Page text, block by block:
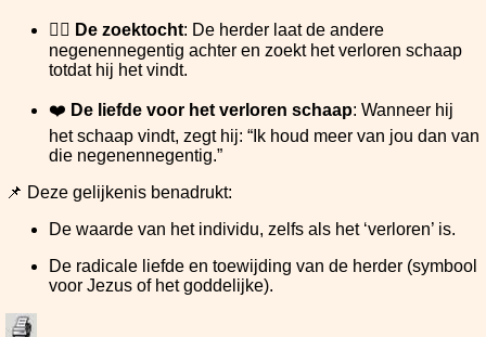
🚶‍♂️ De zoektocht: De herder laat de andere
negenennegentig achter en zoekt het verloren schaap
totdat hij het vindt.
❤️ De liefde voor het verloren schaap: Wanneer hij
het schaap vindt, zegt hij: “Ik houd meer van jou dan van
die negenennegentig.”
📌 Deze gelijkenis benadrukt:
De waarde van het individu, zelfs als het ‘verloren’ is.
De radicale liefde en toewijding van de herder (symbool
voor Jezus of het goddelijke).